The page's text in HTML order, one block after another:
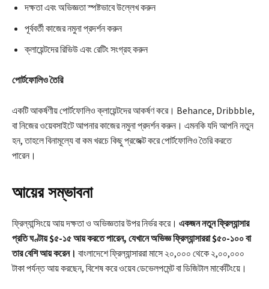
দক্ষতা এবং অভিজ্ঞতা স্পষ্টভাবে উল্লেখ করুন
পূর্ববর্তী কাজের নমুনা প্রদর্শন করুন
ক্লায়েন্টদের রিভিউ এবং রেটিং সংগ্রহ করুন
পোর্টফোলিও তৈরি
একটি আকর্ষণীয় পোর্টফোলিও ক্লায়েন্টদের আকর্ষণ করে। Behance, Dribbble,
বা নিজের ওয়েবসাইটে আপনার কাজের নমুনা প্রদর্শন করুন। এমনকি যদি আপনি নতুন
হন, তাহলে বিনামূল্যে বা কম খরচে কিছু প্রজেক্ট করে পোর্টফোলিও তৈরি করতে
পারেন।
আয়ের সম্ভাবনা
ফ্রিল্যান্সিংয়ে আয় দক্ষতা ও অভিজ্ঞতার উপর নির্ভর করে। একজন নতুন ফ্রিল্যান্সার
প্রতি ঘণ্টায় $৫-১৫ আয় করতে পারেন, যেখানে অভিজ্ঞ ফ্রিল্যান্সাররা $৫০-১০০ বা
তার বেশি আয় করেন। বাংলাদেশে ফ্রিল্যান্সাররা মাসে ২০,০০০ থেকে ২,০০,০০০
টাকা পর্যন্ত আয় করছেন, বিশেষ করে ওয়েব ডেভেলপমেন্ট বা ডিজিটাল মার্কেটিংয়ে।